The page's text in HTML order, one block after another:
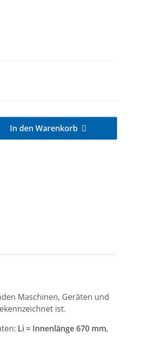
In den Warenkorb
Maschinen, Geräten und
ist.
Li = Innenlänge 670 mm,